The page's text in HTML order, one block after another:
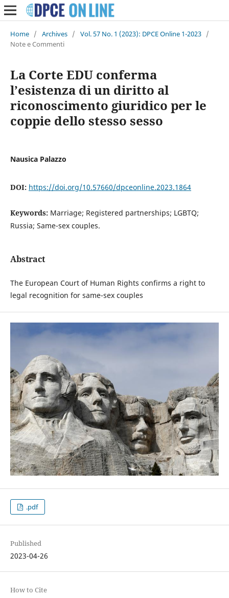
Home / Archives / Vol. 57 No. 1 (2023): DPCE Online 1-2023 /
Note e Commenti
La Corte EDU conferma
l’esistenza di un diritto al
riconoscimento giuridico per le
coppie dello stesso sesso
Nausica Palazzo
DOI: https://doi.org/10.57660/dpceonline.2023.1864
Keywords: Marriage; Registered partnerships; LGBTQ;
Russia; Same-sex couples.
Abstract
The European Court of Human Rights confirms a right to
legal recognition for same-sex couples
.pdf
Published
2023-04-26
How to Cite